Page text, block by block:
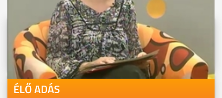
Videóink megtekinthetőek
Youtube-csatornánkon is!
ÉLŐ ADÁS